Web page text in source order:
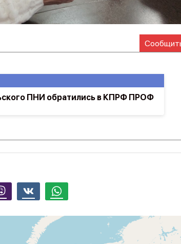
ПНИ обратились в КПРФ ПРОФ
Viber Whatsapp